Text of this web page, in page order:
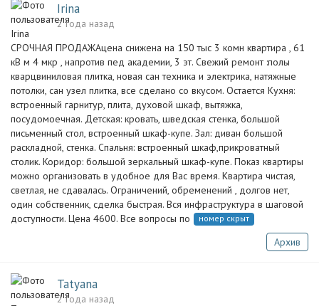
Irina
2 года назад
СРОЧНАЯ ПРОДАЖАцена снижена на 150 тыс 3 комн квартира , 61
кВ м 4 мкр , напротив пед академии, 3 эт. Свежий ремонт :полы
кварцвиниловая плитка, новая сан техника и электрика, натяжные
потолки, сан узел плитка, все сделано со вкусом. Остается Кухня:
встроенный гарнитур, плита, духовой шкаф, вытяжка,
посудомоечная. Детская: кровать, шведская стенка, большой
письменный стол, встроенный шкаф-купе. Зал: диван большой
раскладной, стенка. Спальня: встроенный шкаф,прикроватный
столик. Коридор: большой зеркальный шкаф-купе. Показ квартиры
можно организовать в удобное для Вас время. Квартира чистая,
светлая, не сдавалась. Ограничений, обременений , долгов нет,
один собственник, сделка быстрая. Вся инфраструктура в шаговой
доступности. Цена 4600. Все вопросы по
номер скрыт
Архив
Tatyana
2 года назад